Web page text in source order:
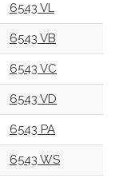
6543 VL
6543 VB
6543 VC
6543 VD
6543 PA
6543 WS